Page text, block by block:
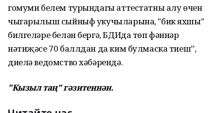
гомуми белем турындагы аттестатны алу өчен
чыгарылыш сыйныф укучыларына, "бик яхшы"
билгеләре белән бергә, БДИда төп фәннәр
нәтиҗәсе 70 баллдан да ким булмаска тиеш”,
диелә ведомство хәбәрендә.
"Кызыл таң" гәзитеннән.